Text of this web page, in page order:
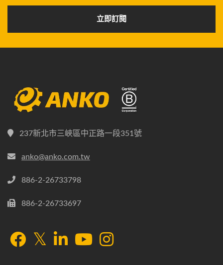
立即訂閱
237新北市三峽區中正路一段351號
anko@anko.com.tw
886-2-26733798
886-2-26733697